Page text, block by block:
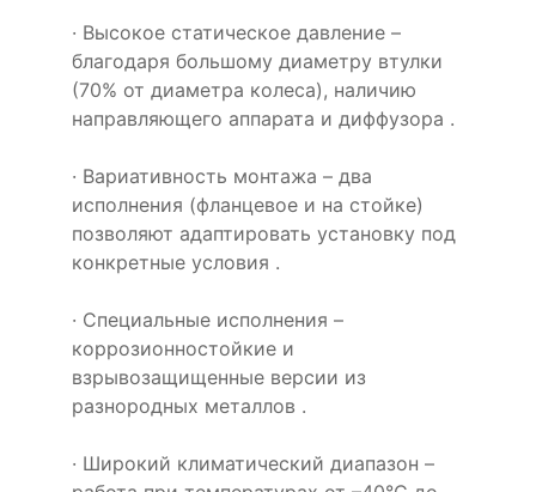
· Высокое статическое давление –
благодаря большому диаметру втулки
(70% от диаметра колеса), наличию
направляющего аппарата и диффузора .
· Вариативность монтажа – два
исполнения (фланцевое и на стойке)
позволяют адаптировать установку под
конкретные условия .
· Специальные исполнения –
коррозионностойкие и
взрывозащищенные версии из
разнородных металлов .
· Широкий климатический диапазон –